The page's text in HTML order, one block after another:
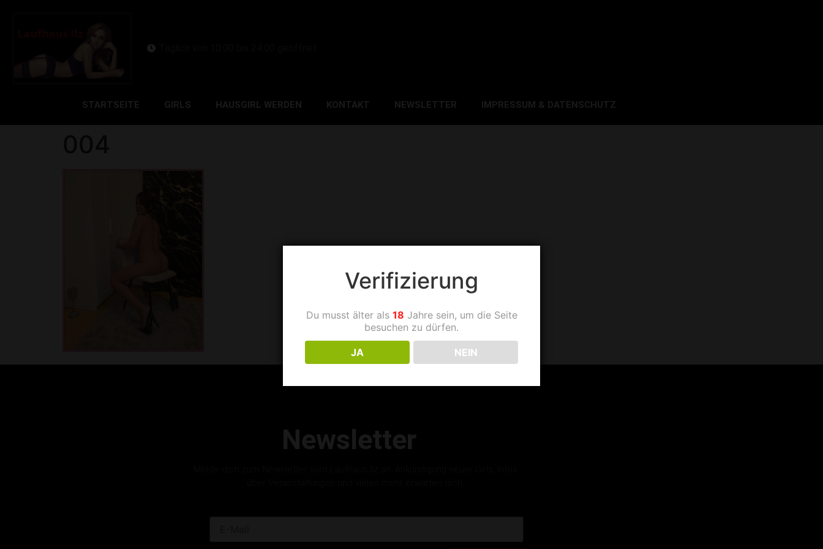
STARTSEITE GIRLS HAUSGIRL WERDEN KONTAKT NEWSLETTER IMPRESSUM & DATENSCHUTZ
Newsletter
Verifizierung
Du musst älter als 18 Jahre sein, um die Seite
besuchen zu dürfen.
JA NEIN